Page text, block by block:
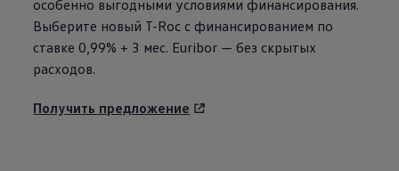
особенно выгодными условиями финансирования.
Выберите новый T-Roc с финансированием по
ставке 0,99% + 3 мес. Euribor — без скрытых
расходов.
Получить предложение